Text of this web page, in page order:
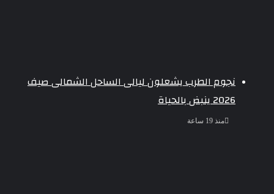
نجوم الطرب يشعلون ليالى الساحل الشمالى صيف
2026 ينبض بالحياة
منذ 19 ساعة